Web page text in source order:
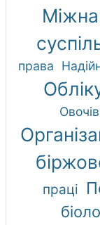
права
праці